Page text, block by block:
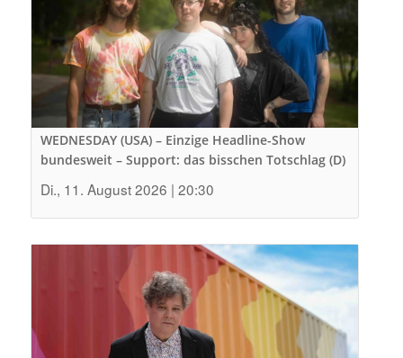
WEDNESDAY (USA) – Einzige Headline-Show
bundesweit – Support: das bisschen Totschlag (D)
Di., 11. August 2026 | 20:30